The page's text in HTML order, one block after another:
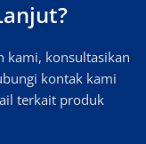
kami, konsultasikan
kontak kami
terkait produk